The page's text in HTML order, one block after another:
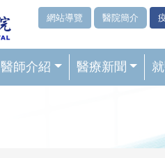
網站導覽 醫院簡介
醫師介紹 醫療新聞